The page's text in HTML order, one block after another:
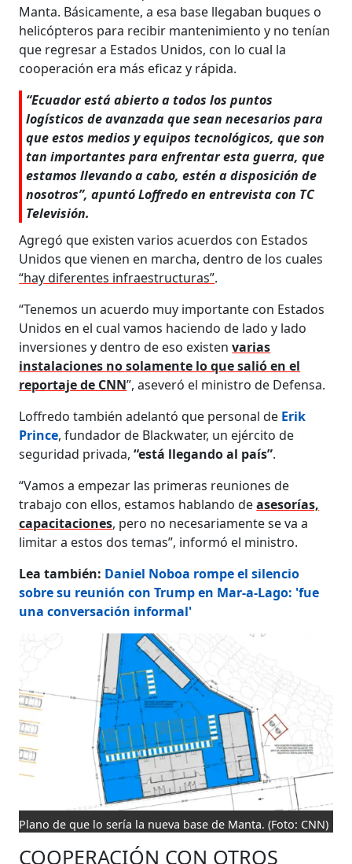
Manta. Básicamente, a esa base llegaban buques o
helicópteros para recibir mantenimiento y no tenían
que regresar a Estados Unidos, con lo cual la
cooperación era más eficaz y rápida.
“Ecuador está abierto a todos los puntos
logísticos de avanzada que sean necesarios para
que estos medios y equipos tecnológicos, que son
tan importantes para enfrentar esta guerra, que
estamos llevando a cabo, estén a disposición de
nosotros”, apuntó Loffredo en entrevista con TC
Televisión.
Agregó que existen varios acuerdos con Estados
Unidos que vienen en marcha, dentro de los cuales
“hay diferentes infraestructuras”.
“Tenemos un acuerdo muy importante con Estados
Unidos en el cual vamos haciendo de lado y lado
inversiones y dentro de eso existenvarias
instalaciones no solamente lo que salió en el
reportaje de CNN”, aseveró el ministro de Defensa.
Loffredo también adelantó que personal de Erik
Prince, fundador de Blackwater, un ejército de
seguridad privada,“está llegando al país”.
“Vamos a empezar las primeras reuniones de
trabajo con ellos, estamos hablando deasesorías,
capacitaciones, pero no necesariamente se va a
limitar a estos dos temas”, informó el ministro.
Lea también: Daniel Noboa rompe el silencio
sobre su reunión con Trump en Mar-a-Lago: 'fue
una conversación informal'
Plano de que lo sería la nueva base de Manta.(Foto: CNN)
COOPERACIÓN CON OTROS